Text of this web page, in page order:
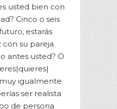
usted bien con
Cinco o seis
estarás
con su pareja
antes usted? O
igualmente
ser realista
de persona